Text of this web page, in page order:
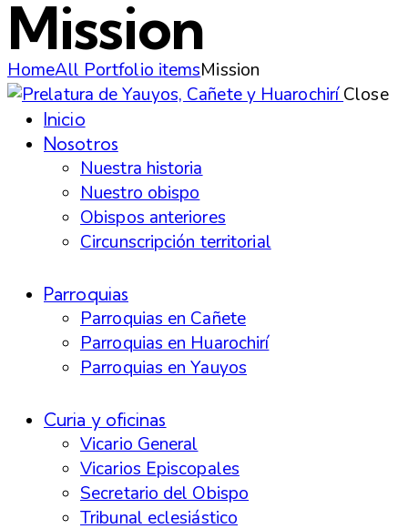
Mission
HomeAll Portfolio itemsMission
Close
Inicio
Nosotros
Nuestra historia
Nuestro obispo
Obispos anteriores
Circunscripción territorial
Parroquias
Parroquias en Cañete
Parroquias en Huarochirí
Parroquias en Yauyos
Curia y oficinas
Vicario General
Vicarios Episcopales
Secretario del Obispo
Tribunal eclesiástico